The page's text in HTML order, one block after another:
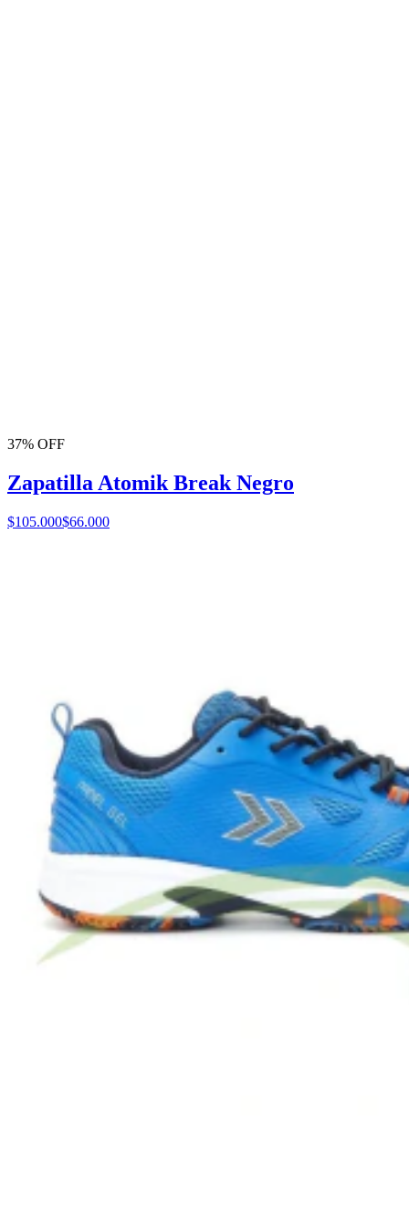
37% OFF
Zapatilla Atomik Break Negro
$105.000$66.000